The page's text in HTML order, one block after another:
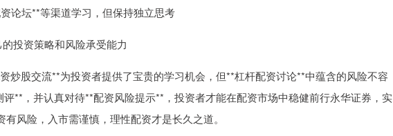
论坛**等渠道学习，但保持独立思考
投资策略和风险承受能力
炒股交流**为投资者提供了宝贵的学习机会，但**杠杆配资讨论**中蕴含的风险不容
**，并认真对待**配资风险提示**，投资者才能在配资市场中稳健前行永华证券，实
风险，入市需谨慎，理性配资才是长久之道。